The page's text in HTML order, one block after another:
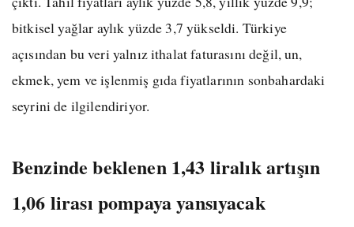
bitkisel yağlar aylık yüzde 3,7 yükseldi. Türkiye
açısından bu veri yalnız ithalat faturasını değil, un,
ekmek, yem ve işlenmiş gıda fiyatlarının sonbahardaki
seyrini de ilgilendiriyor.
Benzinde beklenen 1,43 liralık artışın
1,06 lirası pompaya yansıyacak